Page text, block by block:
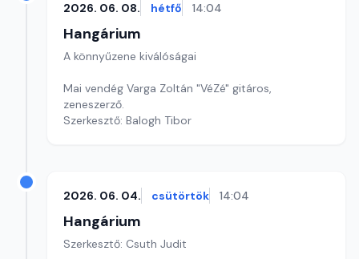
2026. 06. 08. hétfő 14:04
Hangárium
A könnyűzene kiválóságai
Mai vendég Varga Zoltán "VéZé" gitáros,
zeneszerző.
Szerkesztő: Balogh Tibor
2026. 06. 04. csütörtök 14:04
Hangárium
Szerkesztő: Csuth Judit